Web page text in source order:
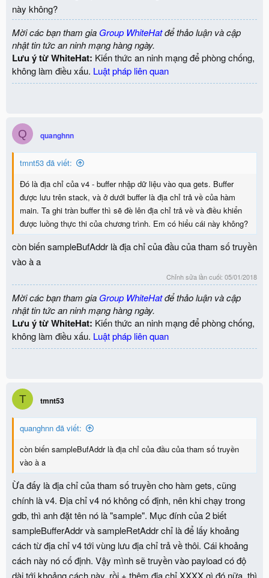
này không?
Mời các bạn tham gia Group WhiteHatđể thảo luận và cập
nhật tin tức an ninh mạng hàng ngày.
Lưu ý từ WhiteHat: Kiến thức an ninh mạng để phòng chống,
không làm điều xấu. Luật pháp liên quan
Q quanghnn
tmnt53 đã viết:
Đó là địa chỉ của v4 - buffer nhập dữ liệu vào qua gets. Buffer
được lưu trên stack, và ở dưới buffer là địa chỉ trả về của hàm
main. Ta ghi tràn buffer thì sẽ đè lên địa chỉ trả về và điều khiển
được luồng thực thi của chương trình. Em có hiểu cái này không?
còn biến sampleBufAddr là địa chỉ của đầu của tham số truyền
vào à a
Chỉnh sửa lần cuối: 05/01/2018
Mời các bạn tham gia Group WhiteHatđể thảo luận và cập
nhật tin tức an ninh mạng hàng ngày.
Lưu ý từ WhiteHat: Kiến thức an ninh mạng để phòng chống,
không làm điều xấu. Luật pháp liên quan
T tmnt53
quanghnn đã viết:
còn biến sampleBufAddr là địa chỉ của đầu của tham số truyền
vào à a
Ừa đấy là địa chỉ của tham số truyền cho hàm gets, cũng
chính là v4. Địa chỉ v4 nó không cố định, nên khi chạy trong
gdb, thì anh đặt tên nó là "sample". Mục đính của 2 biết
sampleBufferAddr và sampleRetAddr chỉ là để lấy khoảng
cách từ địa chỉ v4 tới vùng lưu địa chỉ trả về thôi. Cái khoảng
cách này nó cố định. Vậy mình sẽ truyền vào payload có độ
dài tới khoảng cách này, rồi + thêm địa chỉ XXXX gì đó nữa, thì